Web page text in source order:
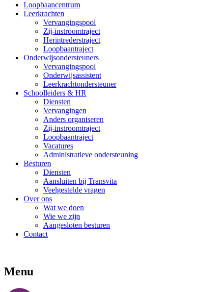
Loopbaancentrum
Leerkrachten
Vervangingspool
Zij-instroomtraject
Herintrederstraject
Loopbaantraject
Onderwijsondersteuners
Vervangingspool
Onderwijsassistent
Leerkrachtondersteuner
Schoolleiders & HR
Diensten
Vervangingen
Anders organiseren
Zij-instroomtraject
Loopbaantraject
Vacatures
Administratieve ondersteuning
Besturen
Diensten
Aansluiten bij Transvita
Veelgestelde vragen
Over ons
Wat we doen
Wie we zijn
Aangesloten besturen
Contact
Menu